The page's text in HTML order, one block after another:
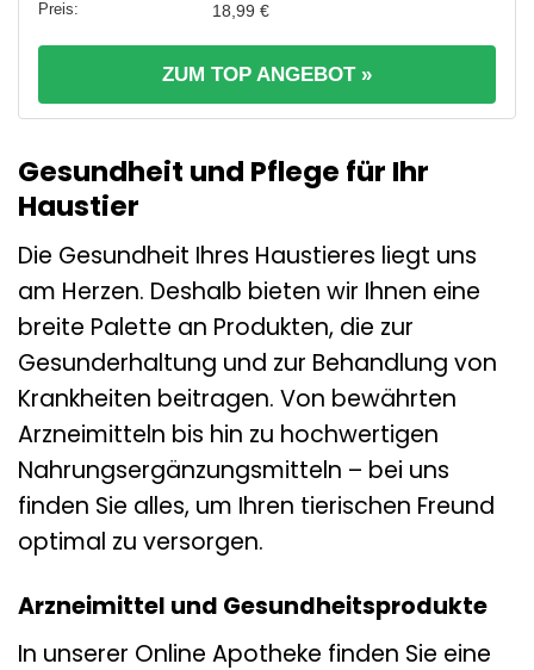
18,99 €
ZUM TOP ANGEBOT »
Gesundheit und Pflege für Ihr
Haustier
Die Gesundheit Ihres Haustieres liegt uns
am Herzen. Deshalb bieten wir Ihnen eine
breite Palette an Produkten, die zur
Gesunderhaltung und zur Behandlung von
Krankheiten beitragen. Von bewährten
Arzneimitteln bis hin zu hochwertigen
Nahrungsergänzungsmitteln – bei uns
finden Sie alles, um Ihren tierischen Freund
optimal zu versorgen.
Arzneimittel und Gesundheitsprodukte
In unserer Online Apotheke finden Sie eine